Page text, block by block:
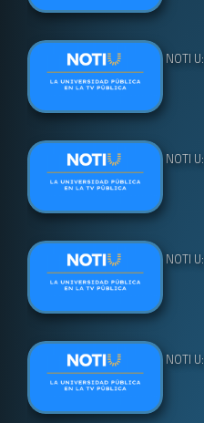
NOTI U:
NOTI U:
NOTI U:
NOTI U: